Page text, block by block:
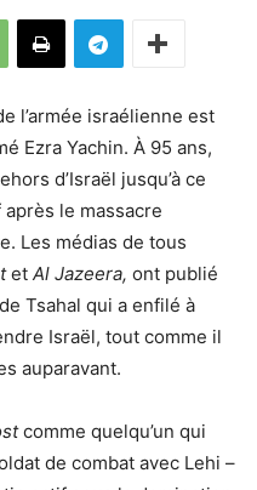
l’armée israélienne est
Ezra Yachin. À 95 ans,
d’Israël jusqu’à ce
le massacre
Les médias de tous
et Al Jazeera, ont publié
Tsahal qui a enfilé à
Israël, tout comme il
auparavant.
comme quelqu’un qui
de combat avec Lehi –